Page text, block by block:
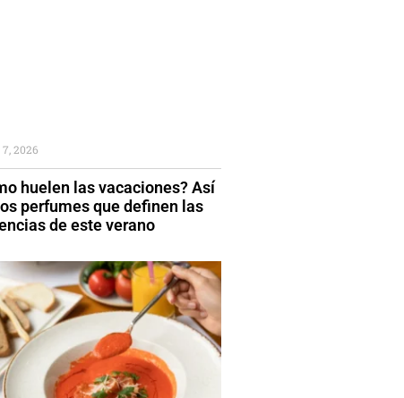
huelen las vacaciones? Así
perfumes que definen las
de este verano
2026